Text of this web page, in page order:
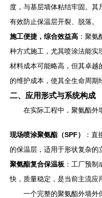
度，与基层墙体粘结牢固。
有效防止保温层开裂、脱落。
施工便捷，综合效益高 ：聚
种方式施工，尤其喷涂法能实
材料成本可能略高，但其卓越
的维护成本，使其全生命周期
二、应用形式与系统构成
在实际工程中，聚氨酯外
现场喷涂聚氨酯（SPF）
：
的保温层，适用于形状复杂的
聚氨酯复合保温板 ：工厂预
快，质量稳定，是当前主流应
一个完整的聚氨酯外墙外